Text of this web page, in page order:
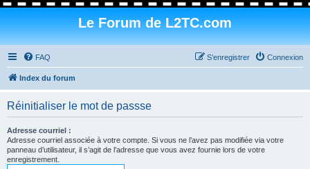
Le Forum de L2TC.com
FAQ Connexion
S’enregistrer
Index du forum
Réinitialiser le mot de passse
Adresse courriel :
Adresse courriel associée à votre compte. Si vous ne l’avez pas modifiée via votre
panneau d’utilisateur, il s’agit de l’adresse que vous avez fournie lors de votre
enregistrement.